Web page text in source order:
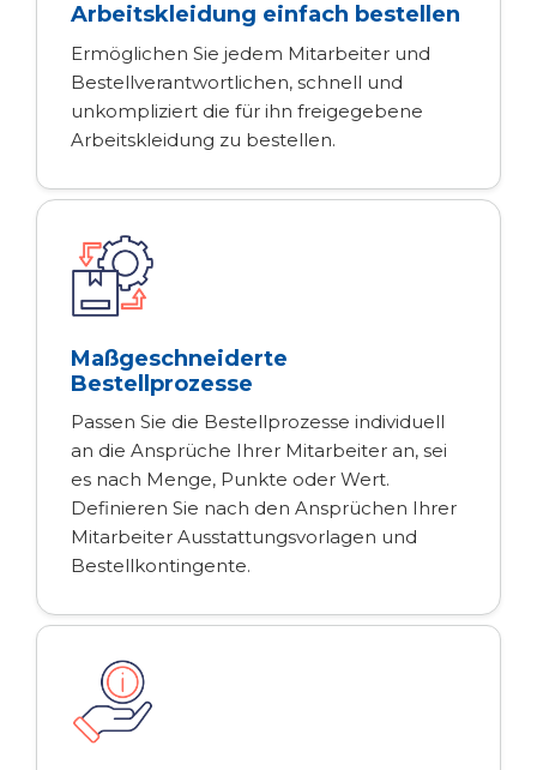
Arbeitskleidung einfach bestellen
Ermöglichen Sie jedem Mitarbeiter und
Bestellverantwortlichen, schnell und
unkompliziert die für ihn freigegebene
Arbeitskleidung zu bestellen.
Maßgeschneiderte
Bestellprozesse
Passen Sie die Bestellprozesse individuell
an die Ansprüche Ihrer Mitarbeiter an, sei
es nach Menge, Punkte oder Wert.
Definieren Sie nach den Ansprüchen Ihrer
Mitarbeiter Ausstattungsvorlagen und
Bestellkontingente.